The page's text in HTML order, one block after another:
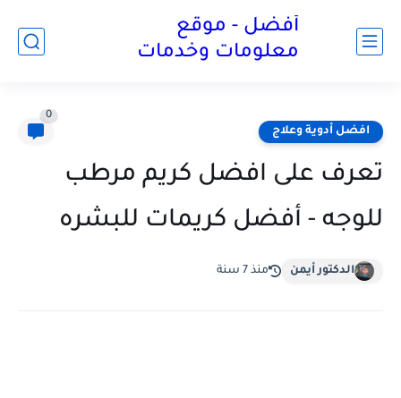
أفضل - موقع
معلومات وخدمات
افضل أدوية وعلاج
0
تعرف على افضل كريم مرطب
للوجه - أفضل كريمات للبشره
الدكتور أيمن منذ 7 سنة